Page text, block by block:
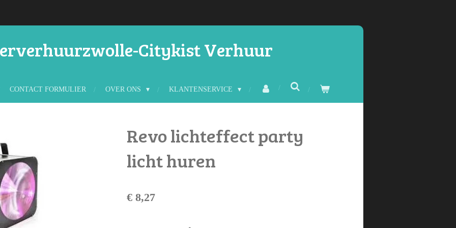
Citykist Verhuur
CONTACT FORMULIER OVER ONS KLANTENSERVICE
Revo lichteffect party
licht huren
€ 8,27